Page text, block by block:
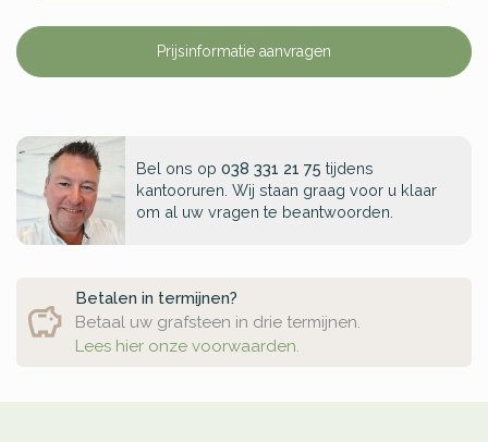
Prijsinformatie aanvragen
Bel ons op 038 331 21 75 tijdens
kantooruren. Wij staan graag voor u klaar
om al uw vragen te beantwoorden.
Betalen in termijnen?
Betaal uw grafsteen in drie termijnen.
Lees hier onze voorwaarden.